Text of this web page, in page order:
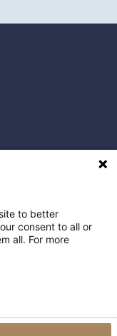
to better
consent to all or
all. For more